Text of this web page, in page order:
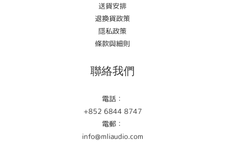
送貨安排
退換貨政策
隱私政策
條款與細則
聯絡我們
電話：
+852 6844 8747
電郵：
info@mliaudio.com